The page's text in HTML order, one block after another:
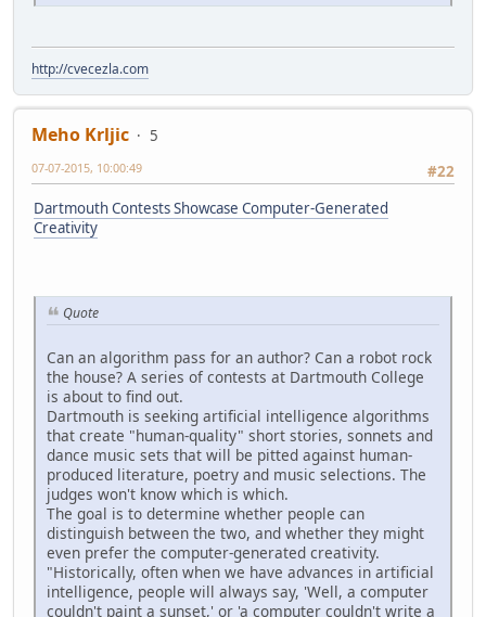
http://cvecezla.com
Meho Krljic
5
#22
07-07-2015, 10:00:49
Dartmouth Contests Showcase Computer-Generated
Creativity
Quote
Can an algorithm pass for an author? Can a robot rock
the house? A series of contests at Dartmouth College
is about to find out.
Dartmouth is seeking artificial intelligence algorithms
that create "human-quality" short stories, sonnets and
dance music sets that will be pitted against human-
produced literature, poetry and music selections. The
judges won't know which is which.
The goal is to determine whether people can
distinguish between the two, and whether they might
even prefer the computer-generated creativity.
"Historically, often when we have advances in artificial
intelligence, people will always say, 'Well, a computer
couldn't paint a sunset,' or 'a computer couldn't write a